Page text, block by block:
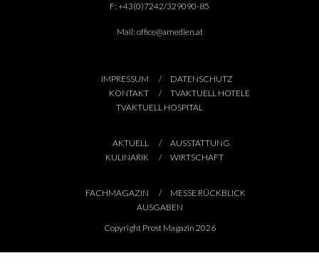
F: +43(0)7242/329090-85
Mail: office@amedien.at
IMPRESSUM
DATENSCHUTZ
KONTAKT
TVAKTUELL HOTELE
TVAKTUELL HOSPITAL
AKTUELL
AUSSTATTUNG
KULINARIK
WIRTSCHAFT
FACHMAGAZIN
MESSE RÜCKBLICK
AUSGABEN
Copyright Prost Magazin 2026